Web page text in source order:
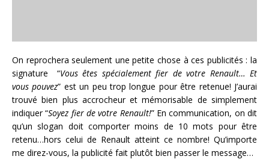
On reprochera seulement une petite chose à ces publicités : la
signature “Vous êtes spécialement fier de votre Renault… Et
vous pouvez” est un peu trop longue pour être retenue! J’aurai
trouvé bien plus accrocheur et mémorisable de simplement
indiquer “Soyez fier de votre Renault!” En communication, on dit
qu’un slogan doit comporter moins de 10 mots pour être
retenu…hors celui de Renault atteint ce nombre! Qu’importe
me direz-vous, la publicité fait plutôt bien passer le message…